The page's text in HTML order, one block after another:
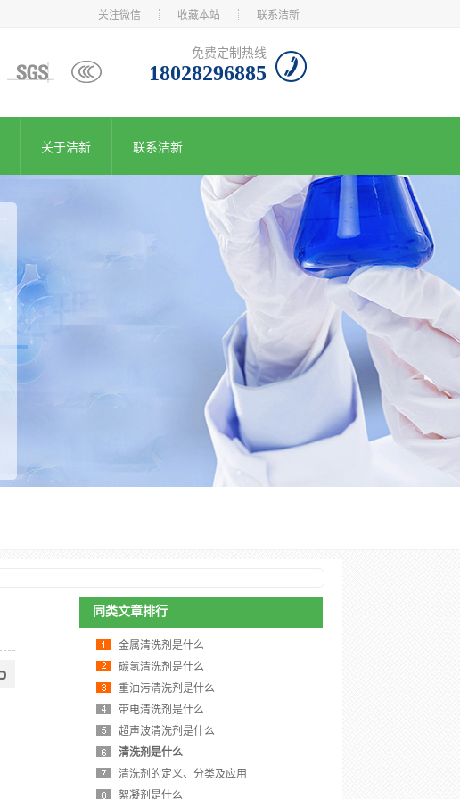
关注微信 收藏本站 联系洁新
免费定制热线
18028296885
关于洁新 联系洁新
同类文章排行
金属清洗剂是什么
碳氢清洗剂是什么
重油污清洗剂是什么
带电清洗剂是什么
超声波清洗剂是什么
清洗剂是什么
清洗剂的定义、分类及应用
絮凝剂是什么